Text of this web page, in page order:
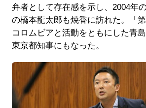
弁者として存在感を示し、2004年
の橋本龍太郎も焼香に訪れた。「
コロムビアと活動をともにした青
東京都知事にもなった。